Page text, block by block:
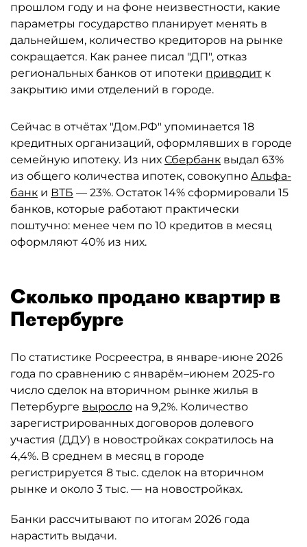
прошлом году и на фоне неизвестности, какие
параметры государство планирует менять в
дальнейшем, количество кредиторов на рынке
сокращается. Как ранее писал "ДП", отказ
региональных банков от ипотеки приводит к
закрытию ими отделений в городе.
Сейчас в отчётах "Дом.РФ" упоминается 18
кредитных организаций, оформлявших в городе
семейную ипотеку. Из них Сбербанк выдал 63%
из общего количества ипотек, совокупно Альфа-
банк и ВТБ — 23%. Остаток 14% сформировали 15
банков, которые работают практически
поштучно: менее чем по 10 кредитов в месяц
оформляют 40% из них.
Сколько продано квартир в
Петербурге
По статистике Росреестра, в январе-июне 2026
года по сравнению с январём–июнем 2025-го
число сделок на вторичном рынке жилья в
Петербурге выросло на 9,2%. Количество
зарегистрированных договоров долевого
участия (ДДУ) в новостройках сократилось на
4,4%. В среднем в месяц в городе
регистрируется 8 тыс. сделок на вторичном
рынке и около 3 тыс. — на новостройках.
Банки рассчитывают по итогам 2026 года
нарастить выдачи.